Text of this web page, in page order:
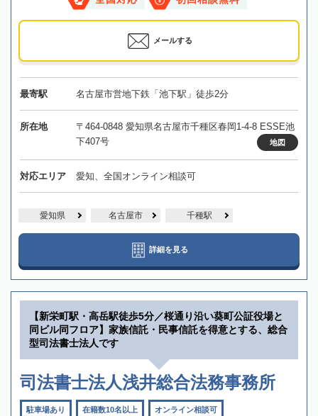
メールする
最寄駅 名古屋市営地下鉄「池下駅」徒歩2分
所在地
〒464-0848 愛知県名古屋市千種区春岡1-4-8 ESSE池
下407号
地図
対応エリア 愛知、全国オンライン相談可
愛知県 名古屋市 千種駅
詳細を見る
【新栄町駅・高岳駅徒歩5分／桜通り沿い葵町公証役場と
同ビル同フロア】家族信託・民事信託を得意とする、総合
型司法書士法人です
司法書士法人浅井総合法務事務所
駐車場あり 在籍数10名以上 オンライン相談可